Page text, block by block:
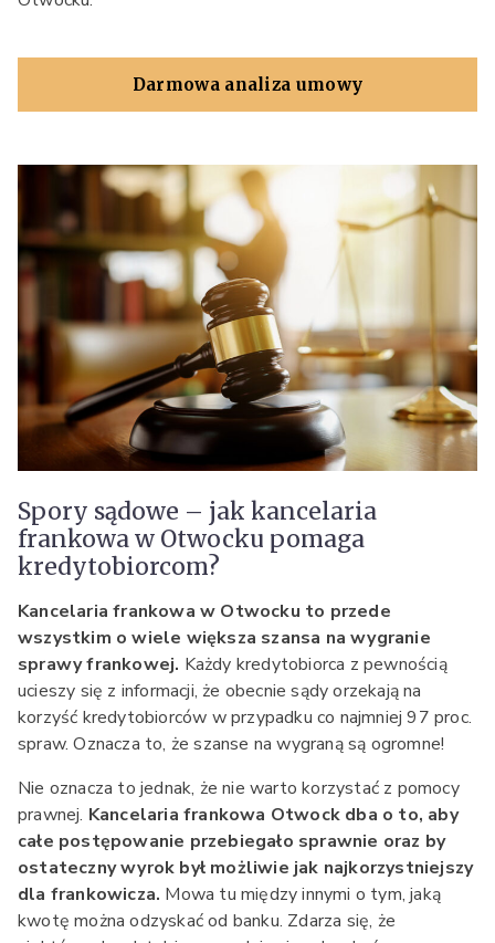
Darmowa analiza umowy
Spory sądowe – jak kancelaria
frankowa w Otwocku pomaga
kredytobiorcom?
Kancelaria frankowa w Otwocku to przede
wszystkim o wiele większa szansa na wygranie
sprawy frankowej. Każdy kredytobiorca z pewnością
ucieszy się z informacji, że obecnie sądy orzekają na
korzyść kredytobiorców w przypadku co najmniej 97 proc.
spraw. Oznacza to, że szanse na wygraną są ogromne!
Nie oznacza to jednak, że nie warto korzystać z pomocy
prawnej. Kancelaria frankowa Otwock dba o to, aby
całe postępowanie przebiegało sprawnie oraz by
ostateczny wyrok był możliwie jak najkorzystniejszy
dla frankowicza. Mowa tu między innymi o tym, jaką
kwotę można odzyskać od banku. Zdarza się, że